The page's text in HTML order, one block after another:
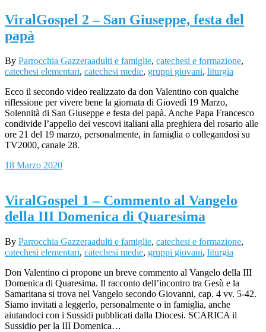
ViralGospel 2 – San Giuseppe, festa del
papà
By Parrocchia Gazzeraadulti e famiglie, catechesi e formazione,
catechesi elementari, catechesi medie, gruppi giovani, liturgia
Ecco il secondo video realizzato da don Valentino con qualche
riflessione per vivere bene la giornata di Giovedì 19 Marzo,
Solennità di San Giuseppe e festa del papà. Anche Papa Francesco
condivide l’appello dei vescovi italiani alla preghiera del rosario alle
ore 21 del 19 marzo, personalmente, in famiglia o collegandosi su
TV2000, canale 28.
18 Marzo 2020
ViralGospel 1 – Commento al Vangelo
della III Domenica di Quaresima
By Parrocchia Gazzeraadulti e famiglie, catechesi e formazione,
catechesi elementari, catechesi medie, gruppi giovani, liturgia
Don Valentino ci propone un breve commento al Vangelo della III
Domenica di Quaresima. Il racconto dell’incontro tra Gesù e la
Samaritana si trova nel Vangelo secondo Giovanni, cap. 4 vv. 5-42.
Siamo invitati a leggerlo, personalmente o in famiglia, anche
aiutandoci con i Sussidi pubblicati dalla Diocesi. SCARICA il
Sussidio per la III Domenica…